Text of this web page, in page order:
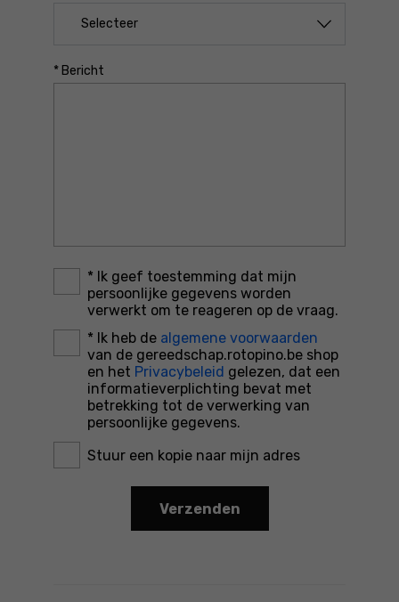
* Bericht
* Ik geef toestemming dat mijn
persoonlijke gegevens worden
verwerkt om te reageren op de vraag.
* Ik heb de algemene voorwaarden
van de gereedschap.rotopino.be shop
en het Privacybeleid gelezen, dat een
informatieverplichting bevat met
betrekking tot de verwerking van
persoonlijke gegevens.
Stuur een kopie naar mijn adres
Verzenden